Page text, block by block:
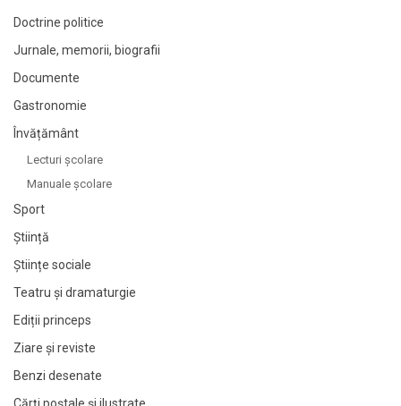
Doctrine politice
Jurnale, memorii, biografii
Documente
Gastronomie
Învățământ
Lecturi şcolare
Manuale şcolare
Sport
Știință
Științe sociale
Teatru și dramaturgie
Ediții princeps
Ziare şi reviste
Benzi desenate